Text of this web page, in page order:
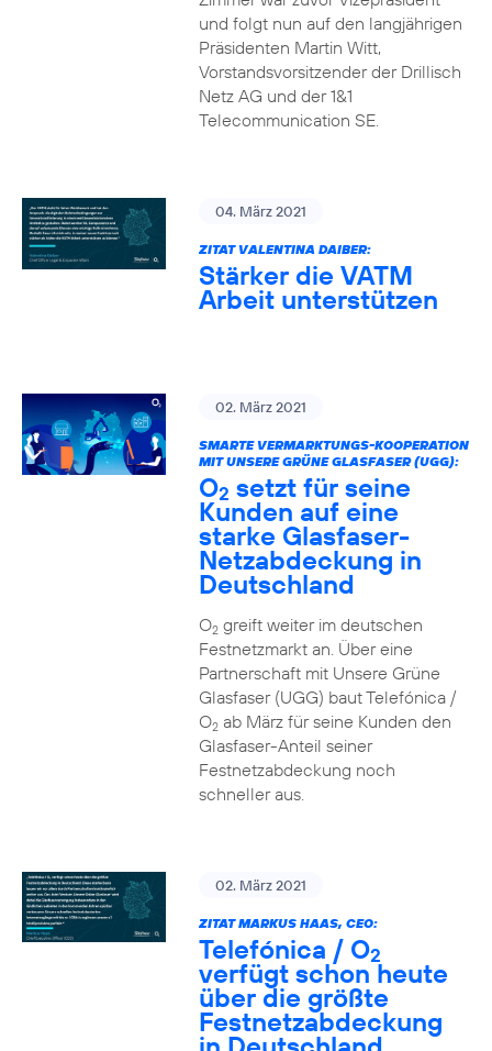
und folgt nun auf den langjährigen
Präsidenten Martin Witt,
Vorstandsvorsitzender der Drillisch
Netz AG und der 1&1
Telecommunication SE.
04. März 2021
ZITAT VALENTINA DAIBER:
Stärker die VATM
Arbeit unterstützen
02. März 2021
SMARTE VERMARKTUNGS-KOOPERATION
MIT UNSERE GRÜNE GLASFASER (UGG):
O2 setzt für seine
Kunden auf eine
starke Glasfaser-
Netzabdeckung in
Deutschland
O2greift weiter im deutschen
Festnetzmarkt an. Über eine
Partnerschaft mit Unsere Grüne
Glasfaser (UGG) baut Telefónica /
O2ab März für seine Kunden den
Glasfaser-Anteil seiner
Festnetzabdeckung noch
schneller aus.
02. März 2021
ZITAT MARKUS HAAS, CEO:
Telefónica / O2
verfügt schon heute
über die größte
Festnetzabdeckung